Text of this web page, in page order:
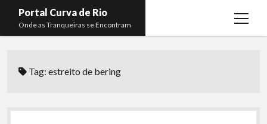
Portal Curva de Rio
Onde as Tranqueiras se Encontram
open
menu
Curva de Rio
Membros
Tag:estreito de bering